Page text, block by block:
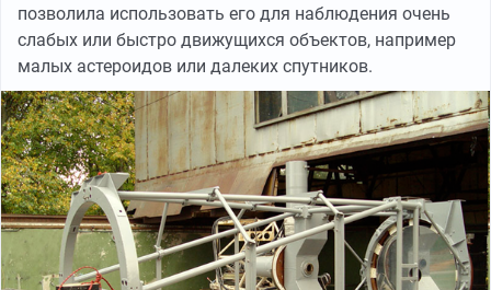
позволила использовать его для наблюдения очень
слабых или быстро движущихся объектов, например
малых астероидов или далеких спутников.